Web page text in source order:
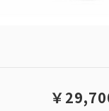
￥